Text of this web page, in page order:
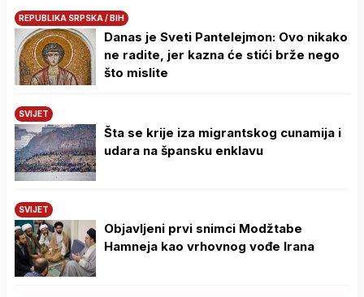
REPUBLIKA SRPSKA / BIH
Danas je Sveti Pantelejmon: Ovo nikako
ne radite, jer kazna će stići brže nego
što mislite
SVIJET
Šta se krije iza migrantskog cunamija i
udara na špansku enklavu
SVIJET
Objavljeni prvi snimci Modžtabe
Hamneja kao vrhovnog vođe Irana